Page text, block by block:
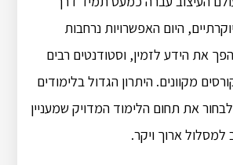
היום האפשרויות נרחבות
את הידע לזמין, וסטודנטים רבים
מקוונים. היתרון הגדול בלימודים
לבחור את תחום הלימוד המדויק שמעניין
למסלול ארוך ויקר.